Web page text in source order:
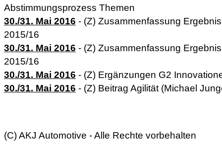
Abstimmungsprozess Themen
30./31. Mai 2016 - (Z) Zusammenfassung
2015/16
30./31. Mai 2016 - (Z) Zusammenfassung
2015/16
30./31. Mai 2016 - (Z) Ergänzungen G2
30./31. Mai 2016 - (Z) Beitrag Agilität (Michael
(C) AKJ Automotive - Alle Rechte vorbehalten